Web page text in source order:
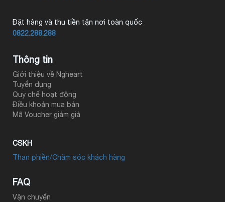
Đặt hàng và thu tiền tận nơi toàn quốc
0822.288.288
Thông tin
Giới thiệu về Ngheart
Tuyển dụng
Quy chế hoạt động
Điều khoản mua bán
Mã Voucher giảm giá
CSKH
Than phiền/Chăm sóc khách hàng
FAQ
Vận chuyển